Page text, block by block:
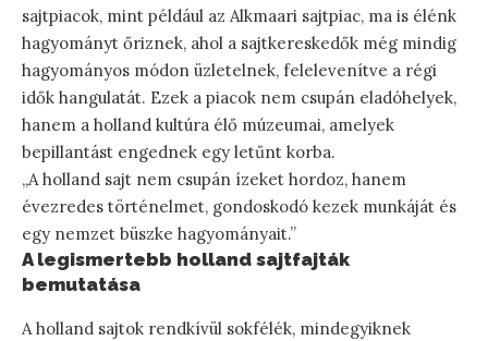
sajtpiacok, mint például az Alkmaari sajtpiac, ma is élénk
hagyományt őriznek, ahol a sajtkereskedők még mindig
hagyományos módon üzletelnek, felelevenítve a régi
idők hangulatát. Ezek a piacok nem csupán eladóhelyek,
hanem a holland kultúra élő múzeumai, amelyek
bepillantást engednek egy letűnt korba.
„A holland sajt nem csupán ízeket hordoz, hanem
évezredes történelmet, gondoskodó kezek munkáját és
egy nemzet büszke hagyományait.”
A legismertebb holland sajtfajták
bemutatása
A holland sajtok rendkívül sokfélék, mindegyiknek